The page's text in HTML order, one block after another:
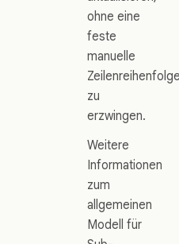
ohne eine
feste
manuelle
zu
erzwingen.
Weitere
Informationen
zum
allgemeinen
Modell für